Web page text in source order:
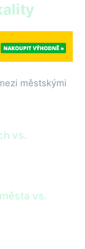
městskými
vs.
vs.